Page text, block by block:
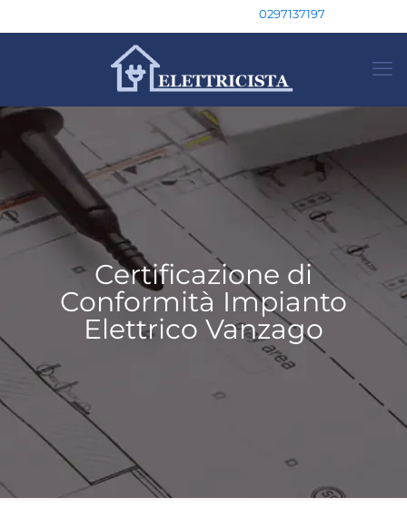
0297137197
Certificazione di
Conformità Impianto
Elettrico Vanzago